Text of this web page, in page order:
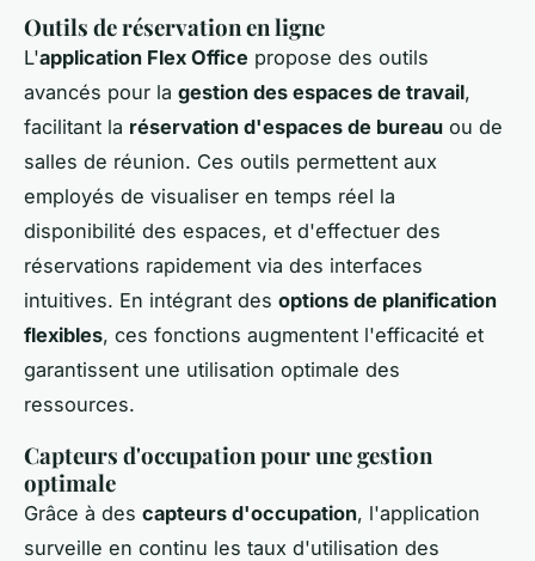
Outils de réservation en ligne
L'application Flex Office propose des outils
avancés pour la gestion des espaces de travail,
facilitant la réservation d'espaces de bureau ou de
salles de réunion. Ces outils permettent aux
employés de visualiser en temps réel la
disponibilité des espaces, et d'effectuer des
réservations rapidement via des interfaces
intuitives. En intégrant des options de planification
flexibles, ces fonctions augmentent l'efficacité et
garantissent une utilisation optimale des
ressources.
Capteurs d'occupation pour une gestion
optimale
Grâce à des capteurs d'occupation, l'application
surveille en continu les taux d'utilisation des